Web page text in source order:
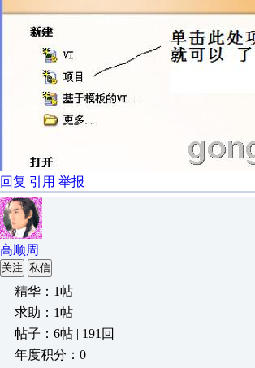
回复 引用 举报
高顺周
关注 私信
精华：1帖
求助：1帖
帖子：6帖 | 191回
年度积分：0